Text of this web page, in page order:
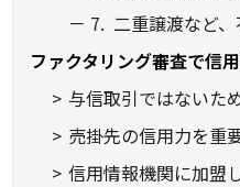
7. 二重譲渡など
ファクタリング審査で信
与信取引ではないた
売掛先の信用力を重
信用情報機関に加盟